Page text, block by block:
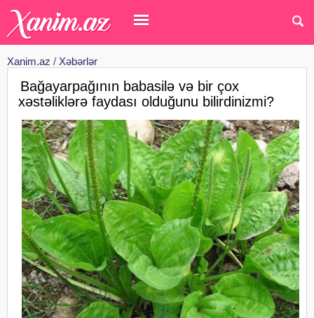
Xanim.az / Xəbərlər
Bağayarpağının babasilə və bir çox
xəstəliklərə faydası olduğunu bilirdinizmi?